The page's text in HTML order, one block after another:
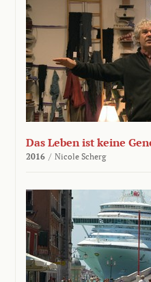
Das Leben ist keine
2016 / Nicole Scherg